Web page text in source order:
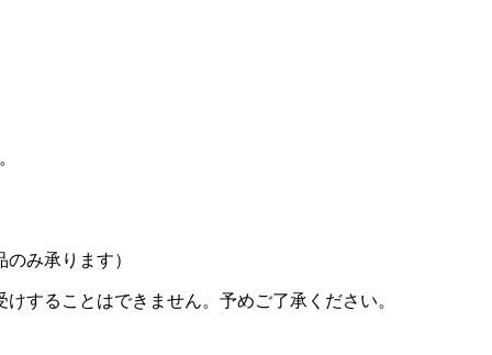
み承ります）
することはできません。予めご了承ください。